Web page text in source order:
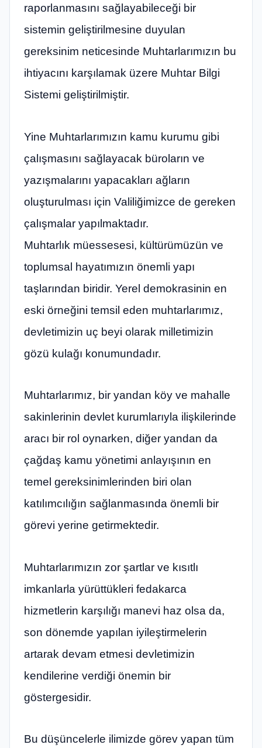
raporlanmasını sağlayabileceği bir
sistemin geliştirilmesine duyulan
gereksinim neticesinde Muhtarlarımızın bu
ihtiyacını karşılamak üzere Muhtar Bilgi
Sistemi geliştirilmiştir.
Yine Muhtarlarımızın kamu kurumu gibi
çalışmasını sağlayacak büroların ve
yazışmalarını yapacakları ağların
oluşturulması için Valiliğimizce de gereken
çalışmalar yapılmaktadır.
Muhtarlık müessesesi, kültürümüzün ve
toplumsal hayatımızın önemli yapı
taşlarından biridir. Yerel demokrasinin en
eski örneğini temsil eden muhtarlarımız,
devletimizin uç beyi olarak milletimizin
gözü kulağı konumundadır.
Muhtarlarımız, bir yandan köy ve mahalle
sakinlerinin devlet kurumlarıyla ilişkilerinde
aracı bir rol oynarken, diğer yandan da
çağdaş kamu yönetimi anlayışının en
temel gereksinimlerinden biri olan
katılımcılığın sağlanmasında önemli bir
görevi yerine getirmektedir.
Muhtarlarımızın zor şartlar ve kısıtlı
imkanlarla yürüttükleri fedakarca
hizmetlerin karşılığı manevi haz olsa da,
son dönemde yapılan iyileştirmelerin
artarak devam etmesi devletimizin
kendilerine verdiği önemin bir
göstergesidir.
Bu düşüncelerle ilimizde görev yapan tüm